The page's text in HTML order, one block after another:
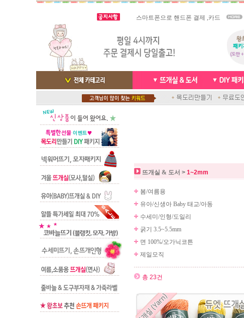
스마트폰으로 핸드폰 결제 ,카드
배송완료 /
뜨개실 & 도서 > 1~2mm
봄/여름용
유아/신생아 Baby 태교/아동
수세미/인형/도일리
굵기 3.5~5.5mm
면 100%/오가닉코튼
제일모직
총 23건